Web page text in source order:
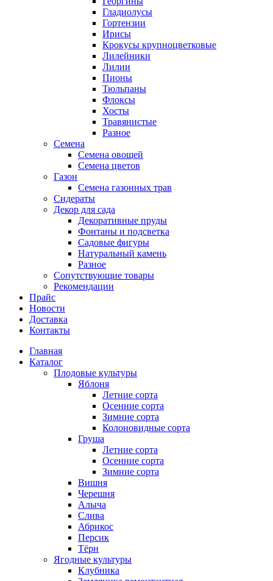
Гладиолусы
Гортензии
Ирисы
Крокусы крупноцветковые
Лилейники
Лилии
Пионы
Тюльпаны
Флоксы
Хосты
Травянистые
Разное
Семена
Семена овощей
Семена цветов
Газон
Семена газонных трав
Сидераты
Декор для сада
Декоративные пруды
Фонтаны и подсветка
Садовые фигуры
Натуральный камень
Разное
Сопутствующие товары
Рекомендации
Прайс
Новости
Доставка
Контакты
Главная
Каталог
Плодовые культуры
Яблоня
Летние сорта
Осенние сорта
Зимние сорта
Колоновидные сорта
Груша
Летние сорта
Осенние сорта
Зимние сорта
Вишня
Черешня
Алыча
Слива
Абрикос
Персик
Тёрн
Ягодные культуры
Клубника